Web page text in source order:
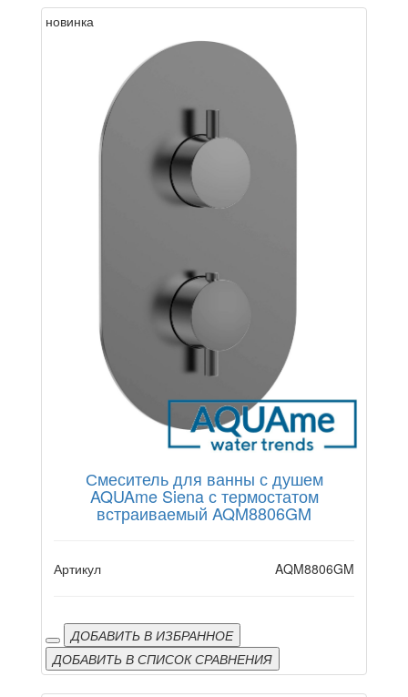
новинка
Смеситель для ванны с душем
AQUAme Siena с термостатом
встраиваемый AQM8806GM
Артикул AQM8806GM
ДОБАВИТЬ В ИЗБРАННОЕ
ДОБАВИТЬ В СПИСОК СРАВНЕНИЯ